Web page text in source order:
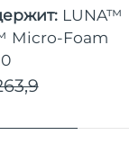
LUNA™
Micro-Foam